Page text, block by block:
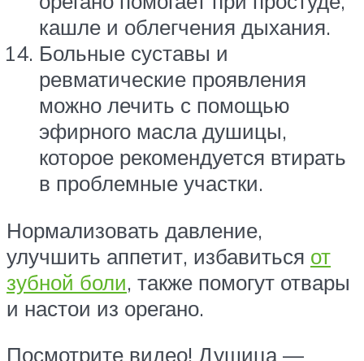
кашле и облегчения дыхания.
Больные суставы и
ревматические проявления
можно лечить с помощью
эфирного масла душицы,
которое рекомендуется втирать
в проблемные участки.
Нормализовать давление,
улучшить аппетит, избавиться от
зубной боли, также помогут отвары
и настои из орегано.
Посмотрите видео! Душица —